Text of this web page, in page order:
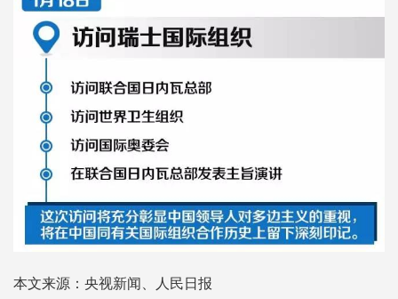
本文来源：央视新闻、人民日报